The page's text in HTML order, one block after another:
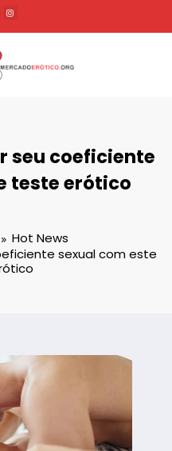
seu coeficiente
teste erótico
Hot News
sexual com este